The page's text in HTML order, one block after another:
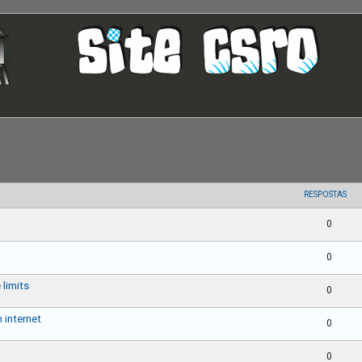
avançada
RESPOSTAS
0
0
limits 0
internet 0
0